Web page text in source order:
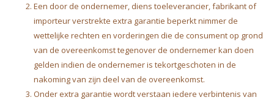
Een door de ondernemer, diens toeleverancier, fabrikant of
importeur verstrekte extra garantie beperkt nimmer de
wettelijke rechten en vorderingen die de consument op grond
van de overeenkomst tegenover de ondernemer kan doen
gelden indien de ondernemer is tekortgeschoten in de
nakoming van zijn deel van de overeenkomst.
Onder extra garantie wordt verstaan iedere verbintenis van